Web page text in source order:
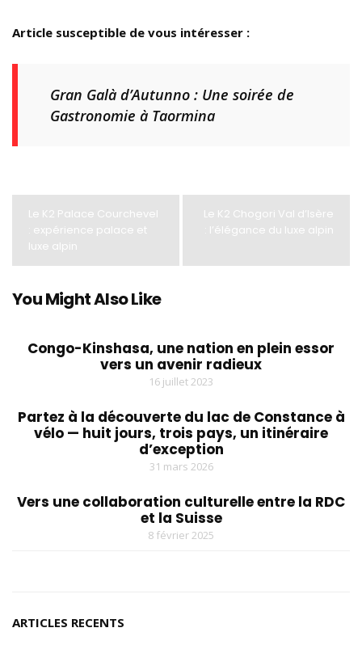
Article susceptible de vous intéresser :
Gran Galà d’Autunno : Une soirée de
Gastronomie à Taormina
Le K2 Palace Courchevel
: expérience palace et
luxe alpin
Le K2 Chogori Val d’Isère
: l’élégance du luxe alpin
You Might Also Like
Congo-Kinshasa, une nation en plein essor
vers un avenir radieux
16 juillet 2023
Partez à la découverte du lac de Constance à
vélo — huit jours, trois pays, un itinéraire
d’exception
31 mars 2026
Vers une collaboration culturelle entre la RDC
et la Suisse
8 février 2025
ARTICLES RECENTS